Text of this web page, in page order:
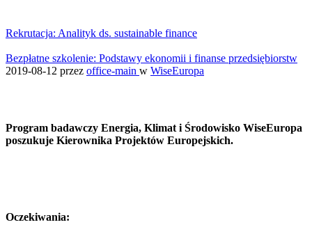
Rekrutacja: Analityk ds. sustainable finance
Bezpłatne szkolenie: Podstawy ekonomii i finanse przedsiębiorstw
2019-08-12 przez office-main w WiseEuropa
Program badawczy Energia, Klimat i Środowisko WiseEuropa
poszukuje Kierownika Projektów Europejskich.
Oczekiwania: